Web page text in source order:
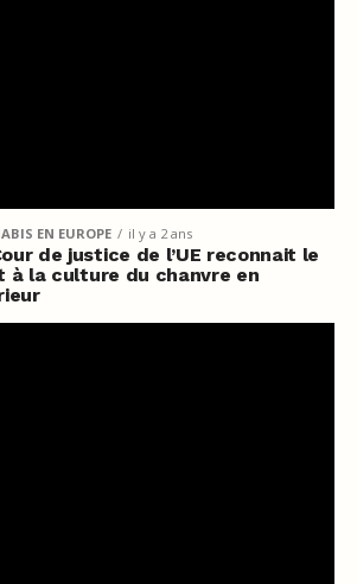
EN EUROPE il y a 2 ans
de justice de l’UE reconnait le
à la culture du chanvre en